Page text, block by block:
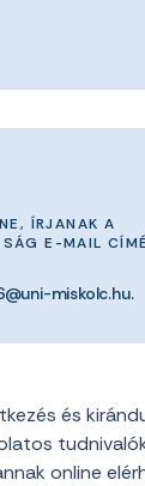
ÍRJANAK A
E-MAIL
miskolc.hu.
és
online